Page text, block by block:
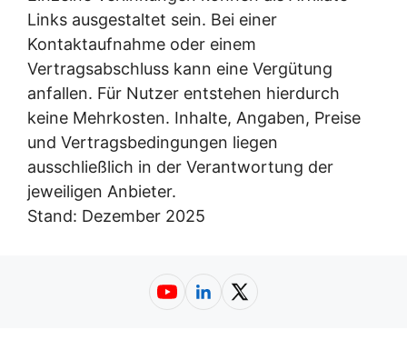
Links ausgestaltet sein. Bei einer
Kontaktaufnahme oder einem
Vertragsabschluss kann eine Vergütung
anfallen. Für Nutzer entstehen hierdurch
keine Mehrkosten. Inhalte, Angaben, Preise
und Vertragsbedingungen liegen
ausschließlich in der Verantwortung der
jeweiligen Anbieter.
Stand: Dezember 2025
YouTube
LinkedInX (Twitter)